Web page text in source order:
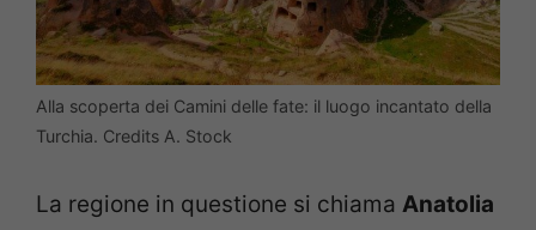
Alla scoperta dei Camini delle fate: il luogo incantato della
Turchia. Credits A. Stock
La regione in questione si chiama Anatolia